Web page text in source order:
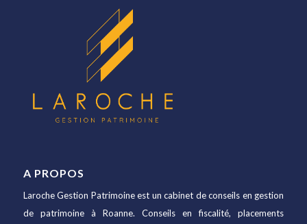
A PROPOS
Laroche Gestion Patrimoine est un cabinet de conseils en gestion
de patrimoine à Roanne. Conseils en fiscalité, placements